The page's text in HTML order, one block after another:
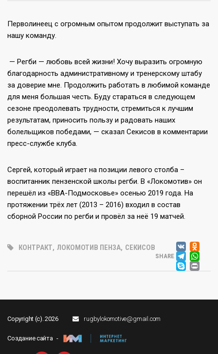
Перволинеец с огромным опытом продолжит выступать за
нашу команду.
— Регби — любовь всей жизни! Хочу выразить огромную
благодарность административному и тренерскому штабу
за доверие мне. Продолжить работать в любимой команде
для меня большая честь. Буду стараться в следующем
сезоне преодолевать трудности, стремиться к лучшим
результатам, приносить пользу и радовать наших
болельщиков победами, — сказал Секисов в комментарии
пресс-службе клуба.
Сергей, который играет на позиции левого столба –
воспитанник пензенской школы регби. В «Локомотив» он
перешёл из «ВВА-Подмосковье» осенью 2019 года. На
протяжении трёх лет (2013 – 2016) входил в состав
сборной России по регби и провёл за неё 19 матчей.
КОНТРАКТ, ЛОКОМОТИВ ПЕНЗА, СЕКИСОВ
SHARE VK
Copyright (c). 2026 rugbylokomotive@gmail.com
Создание сайта -